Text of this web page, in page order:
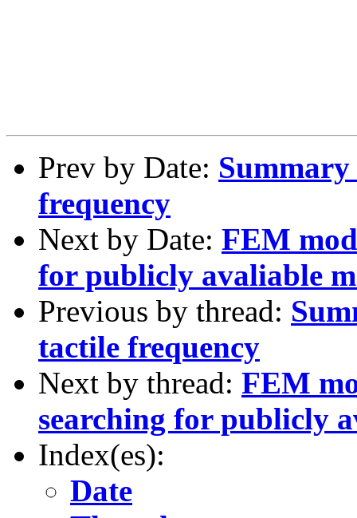
Prev by Date:
frequency
Next by Date: FEM
for publicly avaliable
Previous by thread:
tactile frequency
Next by thread: FEM
searching for publicly
Index(es):
Date